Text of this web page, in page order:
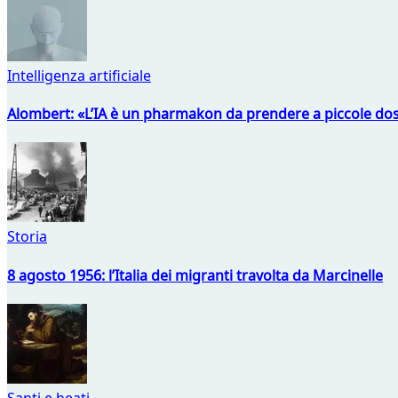
Intelligenza artificiale
Alombert: «L’IA è un pharmakon da prendere a piccole
Storia
8 agosto 1956: l’Italia dei migranti travolta da Marcinelle